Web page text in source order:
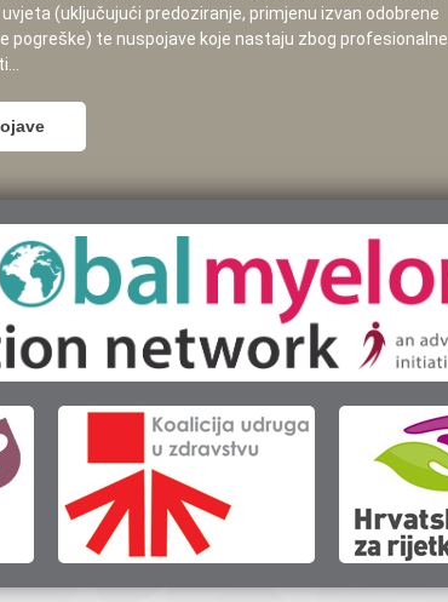
(uključujući predoziranje, primjenu izvan odobrene
pogreške) te nuspojave koje nastaju zbog profesionalne